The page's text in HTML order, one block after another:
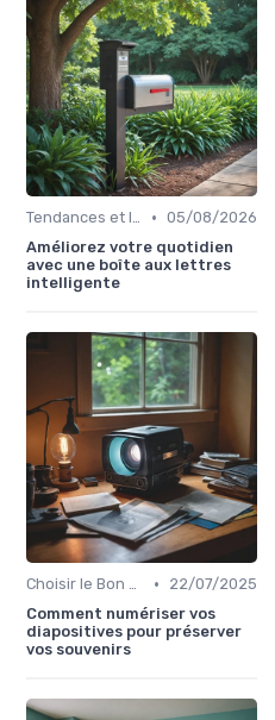
Tendances et Innovations • 05/08/2026
Améliorez votre quotidien
avec une boîte aux lettres
intelligente
Choisir le Bon Appareil •
22/07/2025
Comment numériser vos
diapositives pour préserver
vos souvenirs